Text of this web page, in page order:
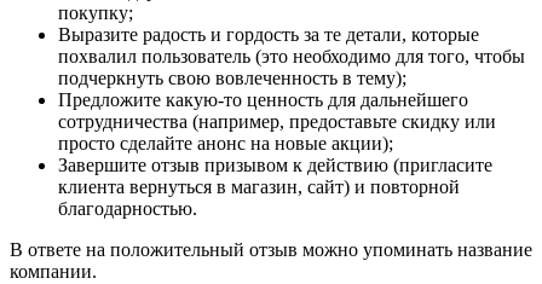
покупку;
Выразите радость и гордость за те детали, которые
похвалил пользователь (это необходимо для того, чтобы
подчеркнуть свою вовлеченность в тему);
Предложите какую-то ценность для дальнейшего
сотрудничества (например, предоставьте скидку или
просто сделайте анонс на новые акции);
Завершите отзыв призывом к действию (пригласите
клиента вернуться в магазин, сайт) и повторной
благодарностью.
В ответе на положительный отзыв можно упоминать название
компании.